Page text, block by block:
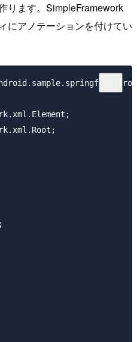
ります。SimpleFramework
にアノテーションを付けてい